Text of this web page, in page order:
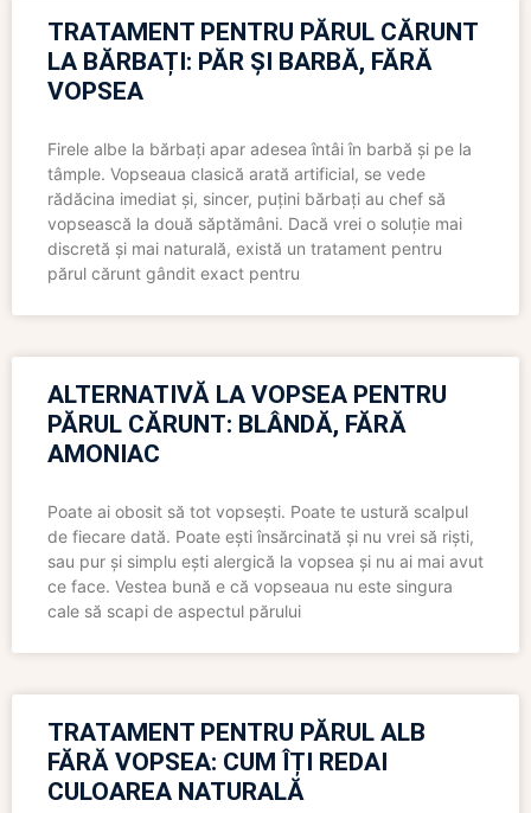
TRATAMENT PENTRU PĂRUL CĂRUNT
LA BĂRBAȚI: PĂR ȘI BARBĂ, FĂRĂ
VOPSEA
Firele albe la bărbați apar adesea întâi în barbă și pe la
tâmple. Vopseaua clasică arată artificial, se vede
rădăcina imediat și, sincer, puțini bărbați au chef să
vopsească la două săptămâni. Dacă vrei o soluție mai
discretă și mai naturală, există un tratament pentru
părul cărunt gândit exact pentru
ALTERNATIVĂ LA VOPSEA PENTRU
PĂRUL CĂRUNT: BLÂNDĂ, FĂRĂ
AMONIAC
Poate ai obosit să tot vopsești. Poate te ustură scalpul
de fiecare dată. Poate ești însărcinată și nu vrei să riști,
sau pur și simplu ești alergică la vopsea și nu ai mai avut
ce face. Vestea bună e că vopseaua nu este singura
cale să scapi de aspectul părului
TRATAMENT PENTRU PĂRUL ALB
FĂRĂ VOPSEA: CUM ÎȚI REDAI
CULOAREA NATURALĂ